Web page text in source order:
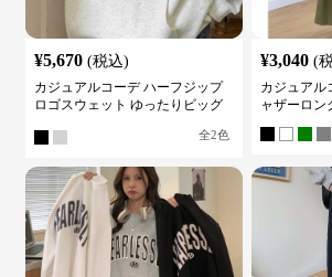
¥5,670 (税込)
カジュアルコーデ ハーフジップ
ロゴスウェット ゆったりビッグ
全2色
¥3,040 (
カジュアル
ャザーロン